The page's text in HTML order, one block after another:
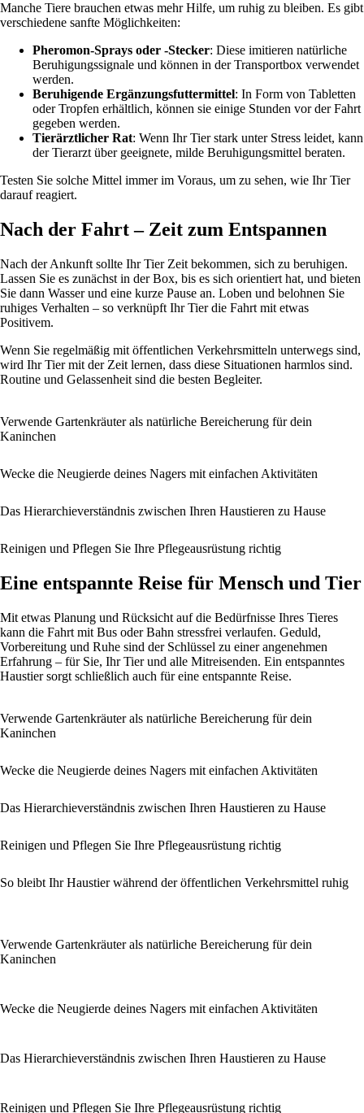
Manche Tiere brauchen etwas mehr Hilfe, um ruhig zu bleiben. Es gibt
verschiedene sanfte Möglichkeiten:
Pheromon-Sprays oder -Stecker: Diese imitieren natürliche
Beruhigungssignale und können in der Transportbox verwendet
werden.
Beruhigende Ergänzungsfuttermittel: In Form von Tabletten
oder Tropfen erhältlich, können sie einige Stunden vor der Fahrt
gegeben werden.
Tierärztlicher Rat: Wenn Ihr Tier stark unter Stress leidet, kann
der Tierarzt über geeignete, milde Beruhigungsmittel beraten.
Testen Sie solche Mittel immer im Voraus, um zu sehen, wie Ihr Tier
darauf reagiert.
Nach der Fahrt – Zeit zum Entspannen
Nach der Ankunft sollte Ihr Tier Zeit bekommen, sich zu beruhigen.
Lassen Sie es zunächst in der Box, bis es sich orientiert hat, und bieten
Sie dann Wasser und eine kurze Pause an. Loben und belohnen Sie
ruhiges Verhalten – so verknüpft Ihr Tier die Fahrt mit etwas
Positivem.
Wenn Sie regelmäßig mit öffentlichen Verkehrsmitteln unterwegs sind,
wird Ihr Tier mit der Zeit lernen, dass diese Situationen harmlos sind.
Routine und Gelassenheit sind die besten Begleiter.
Verwende Gartenkräuter als natürliche Bereicherung für dein
Kaninchen
Wecke die Neugierde deines Nagers mit einfachen Aktivitäten
Das Hierarchieverständnis zwischen Ihren Haustieren zu Hause
Reinigen und Pflegen Sie Ihre Pflegeausrüstung richtig
Eine entspannte Reise für Mensch und Tier
Mit etwas Planung und Rücksicht auf die Bedürfnisse Ihres Tieres
kann die Fahrt mit Bus oder Bahn stressfrei verlaufen. Geduld,
Vorbereitung und Ruhe sind der Schlüssel zu einer angenehmen
Erfahrung – für Sie, Ihr Tier und alle Mitreisenden. Ein entspanntes
Haustier sorgt schließlich auch für eine entspannte Reise.
Verwende Gartenkräuter als natürliche Bereicherung für dein
Kaninchen
Wecke die Neugierde deines Nagers mit einfachen Aktivitäten
Das Hierarchieverständnis zwischen Ihren Haustieren zu Hause
Reinigen und Pflegen Sie Ihre Pflegeausrüstung richtig
So bleibt Ihr Haustier während der öffentlichen Verkehrsmittel ruhig
Verwende Gartenkräuter als natürliche Bereicherung für dein
Kaninchen
Wecke die Neugierde deines Nagers mit einfachen Aktivitäten
Das Hierarchieverständnis zwischen Ihren Haustieren zu Hause
Reinigen und Pflegen Sie Ihre Pflegeausrüstung richtig